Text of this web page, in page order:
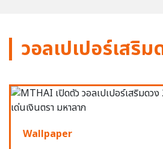
วอลเปเปอร์เสริม
Wallpaper